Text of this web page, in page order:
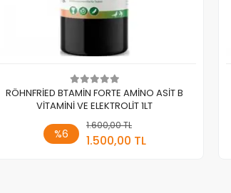
RÖHNFRİED BTAMİN FORTE AMİNO ASİT B
VİTAMİNİ VE ELEKTROLİT 1LT
%6
1.600,00 TL
1.500,00 TL
Sepete Ekle